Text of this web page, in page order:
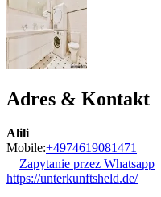
Adres & Kontakt
Alili
Mobile:+4974619081471
Zapytanie przez Whatsapp
https://unterkunftsheld.de/